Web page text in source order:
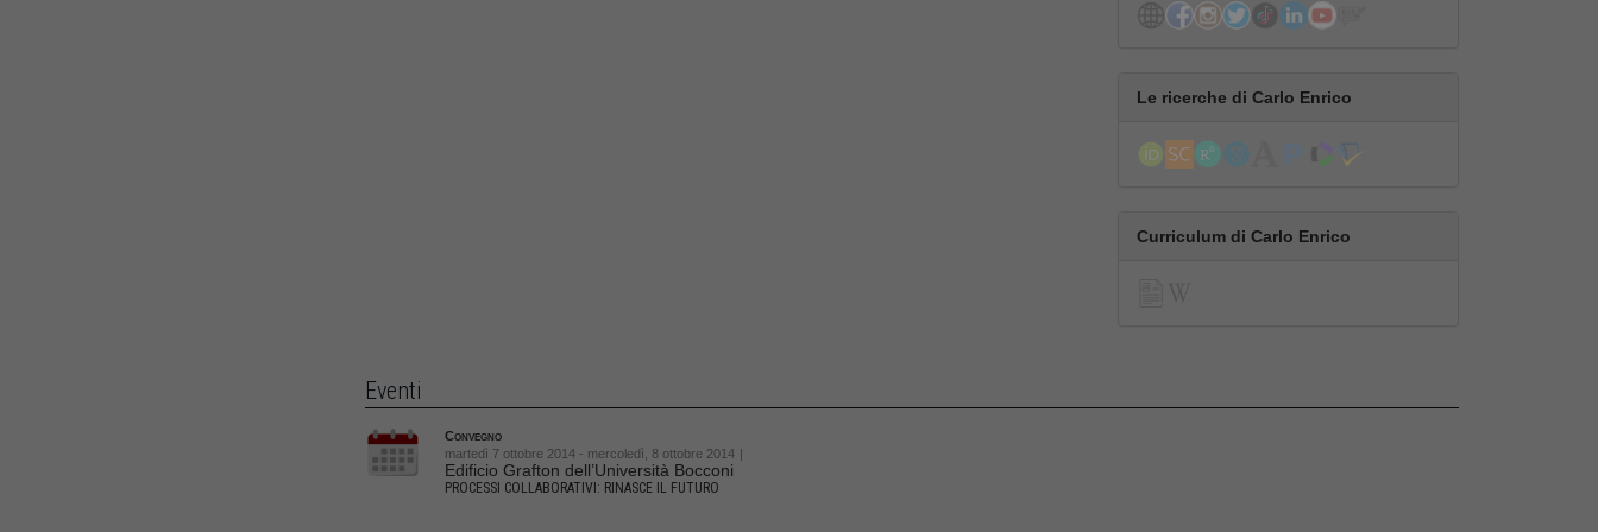
Le ricerche di Carlo Enrico
Curriculum di Carlo Enrico
Eventi
Convegno
martedì 7 ottobre 2014 - mercoledì, 8 ottobre 2014
Edificio Grafton dell’Università Bocconi
PROCESSI COLLABORATIVI: RINASCE IL FUTURO